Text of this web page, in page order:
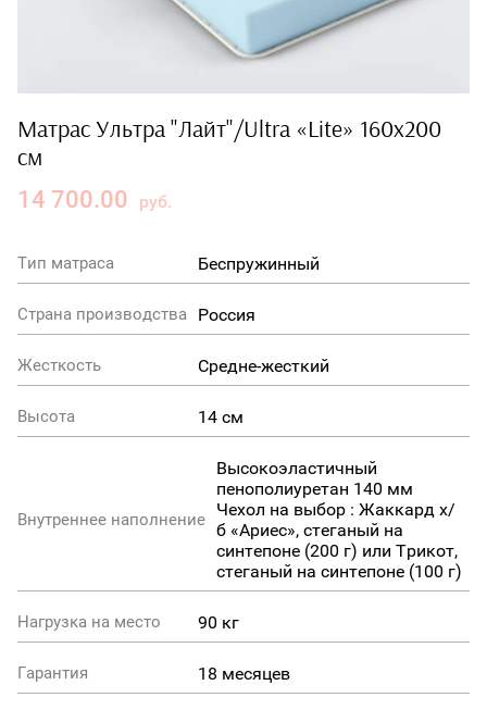
Матрас Ультра "Лайт"/Ultra «Lite» 160x200
см
14 700.00 руб.
Тип матраса Беспружинный
Страна производства Россия
Жесткость Средне-жесткий
Высота 14 см
Внутреннее наполнение
Высокоэластичный
пенополиуретан 140 мм
Чехол на выбор : Жаккард х/
б «Ариес», стеганый на
синтепоне (200 г) или Трикот,
стеганый на синтепоне (100 г)
Нагрузка на место 90 кг
Гарантия 18 месяцев